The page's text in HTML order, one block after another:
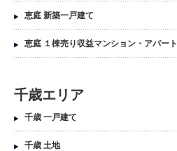
恵庭 新築一戸建て
恵庭 １棟売り収益マンション・アパート
千歳エリア
千歳 一戸建て
千歳 土地